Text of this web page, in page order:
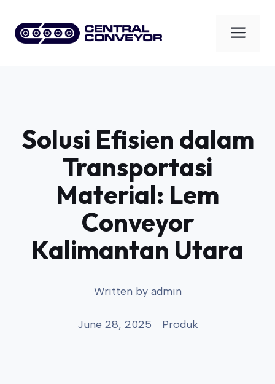
content
Solusi Efisien dalam
Transportasi
Material: Lem
Conveyor
Kalimantan Utara
Written by admin
June 28, 2025 Produk